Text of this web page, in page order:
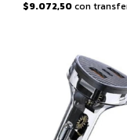
$9.072,50con